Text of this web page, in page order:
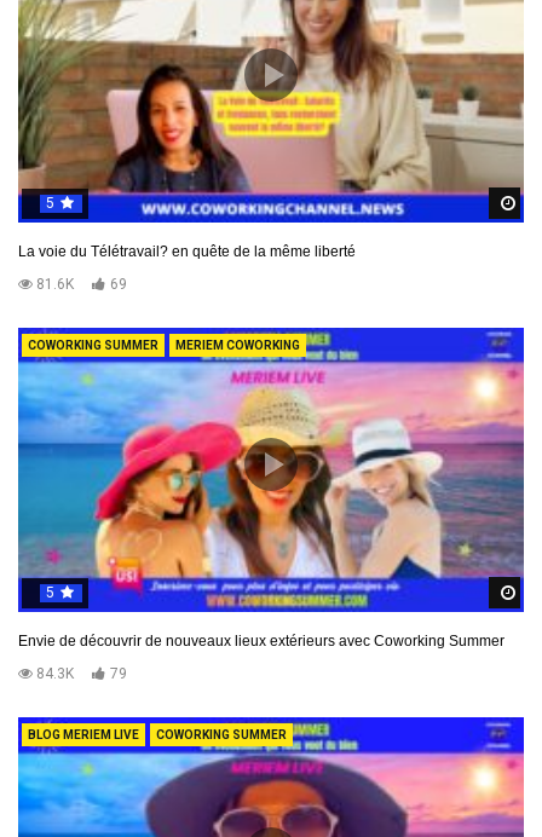
5
La voie du Télétravail? en quête de la même liberté
81.6K
69
COWORKING SUMMER MERIEM COWORKING
5
Envie de découvrir de nouveaux lieux extérieurs avec Coworking Summer
84.3K
79
BLOG MERIEM LIVE COWORKING SUMMER